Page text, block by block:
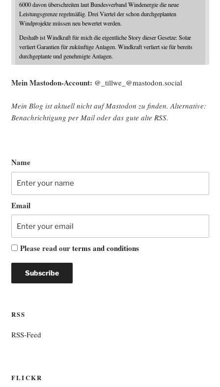
6000 davon überschreiten laut Bundesverband Windenergie die neue
Leistungsgrenze regelmäßig. Drei Viertel der schon durchgeplanten
Windprojekte müssen neu bewertet werden.
Deshalb ist Windkraft für mich die eigentliche Story dieser Gesetze: Solar
verliert Garantien für zukünftige Anlagen. Windkraft verliert sie für bereits
durchgeplante und genehmigte Anlagen.
Mein Mast­o­don-Account: @_tillwe_@mastodon.social
Mein Blog ist aktu­ell nicht auf Mast­o­don zu fin­den. Alter­na­ti­ve:
Benach­rich­ti­gung per Mail oder das gute alte RSS.
Name
Email
Please read ourterms and conditions
RSS
RSS-Feed
FLICKR